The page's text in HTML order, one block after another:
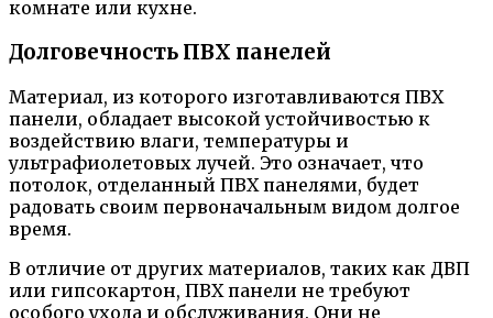
комнате или кухне.
Долговечность ПВХ панелей
Материал, из которого изготавливаются ПВХ
панели, обладает высокой устойчивостью к
воздействию влаги, температуры и
ультрафиолетовых лучей. Это означает, что
потолок, отделанный ПВХ панелями, будет
радовать своим первоначальным видом долгое
время.
В отличие от других материалов, таких как ДВП
или гипсокартон, ПВХ панели не требуют
особого ухода и обслуживания. Они не